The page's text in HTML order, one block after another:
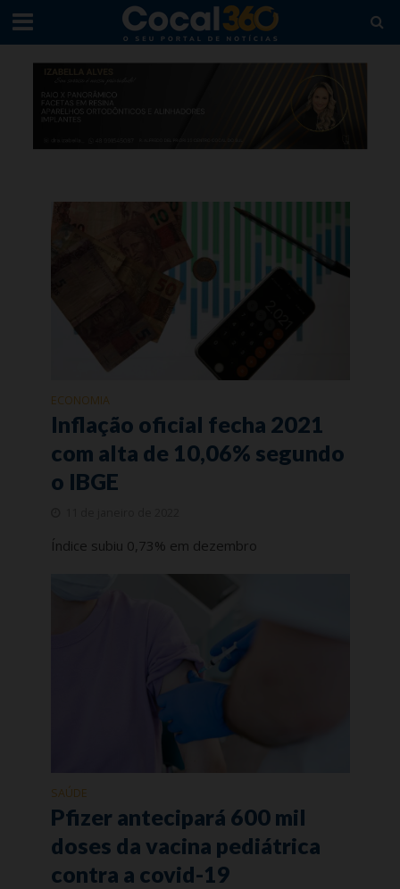
ECONOMIA
Inflação oficial fecha 2021
com alta de 10,06% segundo
o IBGE
Índice subiu 0,73% em dezembro
SAÚDE
Pfizer antecipará 600 mil
doses da vacina pediátrica
contra a covid-19